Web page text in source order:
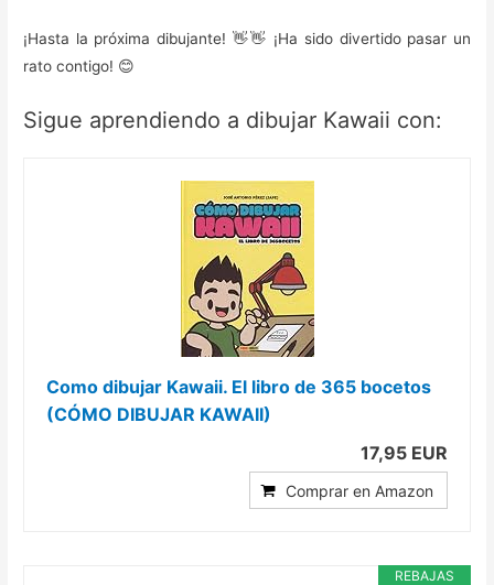
¡Hasta la próxima dibujante! 👋👋 ¡Ha sido divertido pasar un
rato contigo! 😊
Sigue aprendiendo a dibujar Kawaii con:
Como dibujar Kawaii. El libro de 365 bocetos
(CÓMO DIBUJAR KAWAII)
17,95 EUR
Comprar en Amazon
REBAJAS